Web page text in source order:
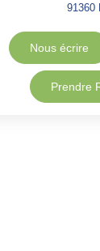
91360
Nous écrire
Prendre